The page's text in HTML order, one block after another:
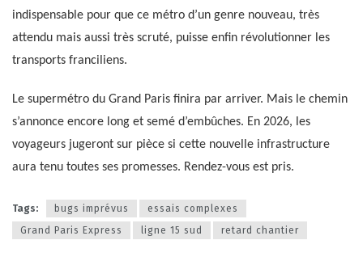
indispensable pour que ce métro d’un genre nouveau, très
attendu mais aussi très scruté, puisse enfin révolutionner les
transports franciliens.
Le supermétro du Grand Paris finira par arriver. Mais le chemin
s’annonce encore long et semé d’embûches. En 2026, les
voyageurs jugeront sur pièce si cette nouvelle infrastructure
aura tenu toutes ses promesses. Rendez-vous est pris.
Tags: bugs imprévus
essais complexes
Grand Paris Express
ligne 15 sud retard chantier